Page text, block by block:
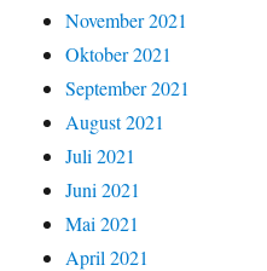
November 2021
Oktober 2021
September 2021
August 2021
Juli 2021
Juni 2021
Mai 2021
April 2021